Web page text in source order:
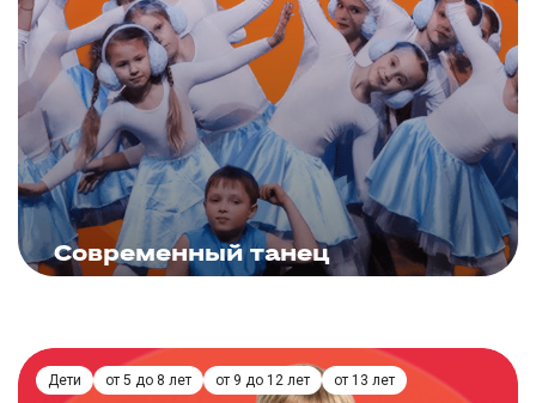
Современный танец
ЗАПИСАТЬСЯ
Дети от 5 до 8 лет от 9 до 12 лет от 13 лет